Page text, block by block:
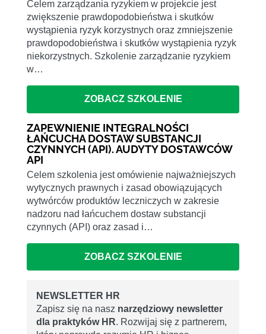
Celem zarządzania ryzykiem w projekcie jest
zwiększenie prawdopodobieństwa i skutków
wystąpienia ryzyk korzystnych oraz zmniejszenie
prawdopodobieństwa i skutków wystąpienia ryzyk
niekorzystnych. Szkolenie zarządzanie ryzykiem
w…
ZOBACZ SZKOLENIE
ZAPEWNIENIE INTEGRALNOŚCI
ŁAŃCUCHA DOSTAW SUBSTANCJI
CZYNNYCH (API). AUDYTY DOSTAWCÓW
API
Celem szkolenia jest omówienie najważniejszych
wytycznych prawnych i zasad obowiązujących
wytwórców produktów leczniczych w zakresie
nadzoru nad łańcuchem dostaw substancji
czynnych (API) oraz zasad i…
ZOBACZ SZKOLENIE
NEWSLETTER HR
Zapisz się na nasz narzędziowy newsletter
dla praktyków HR. Rozwijaj się z partnerem,